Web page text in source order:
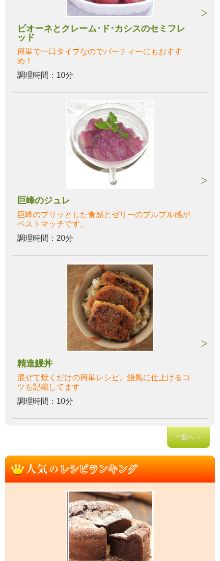
ピオーネとクレーム･ド･カシスのセミフレ
ッド
簡単で一口タイプなのでパーティーにもおすす
め！
調理時間：10分
巨峰のジュレ
巨峰のプリッとした食感とゼリーのプルプル感が
ベストマッチです。
調理時間：20分
精進鰻丼
混ぜて焼くだけの簡単レシピ。鰻風に仕上げるコ
ツも記載してます
調理時間：10分
一覧へ ＞